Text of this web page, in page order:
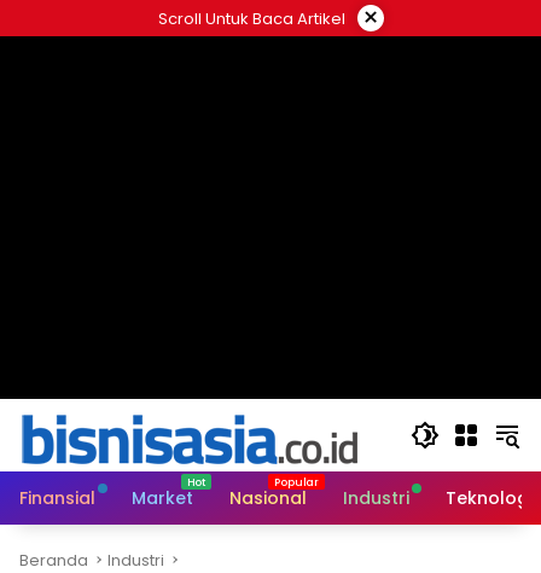
ke
Scroll Untuk Baca Artikel ×
Finansial Market Nasional Industri Teknologi
Beranda Industri